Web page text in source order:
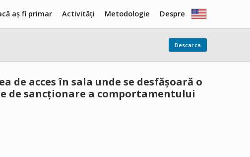
Despre
Metodologie
Activități
aș fi primar
Descarca
acces în sala unde se desfășoară o
sancționare a comportamentului